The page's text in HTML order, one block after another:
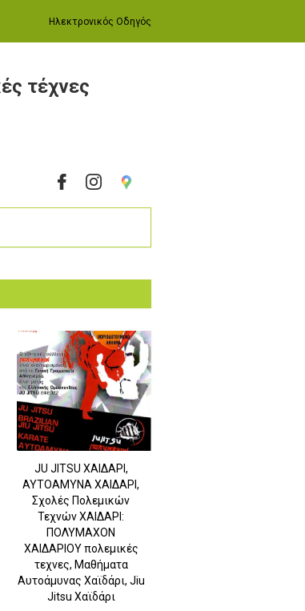
Ηλεκτρονικός Οδηγός
τέχνες
JU JITSU ΧΑΙΔΑΡΙ,
ΑΥΤΟΑΜΥΝΑ ΧΑΙΔΑΡΙ,
Σχολές Πολεμικών
Τεχνών ΧΑΙΔΑΡΙ:
ΠΟΛΥΜΑΧΟΝ
ΧΑΙΔΑΡΙΟΥ πολεμικές
τεχνες, Μαθήματα
Αυτοάμυνας Χαϊδάρι, Jiu
Jitsu Χαϊδάρι